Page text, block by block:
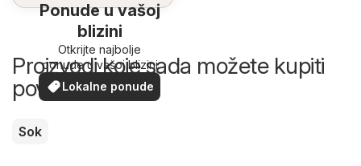
Ponude u vašoj
blizini
Otkrijte najbolje
ponude u vašoj blizini
Lokalne ponude
Proizvodi koje sada možete kupiti
povoljnije
Sok